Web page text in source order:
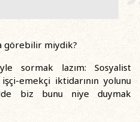
görebilir miydik?
sormak lazım: Sosyalist
emekçi iktidarının yolunu
biz bunu niye duymak